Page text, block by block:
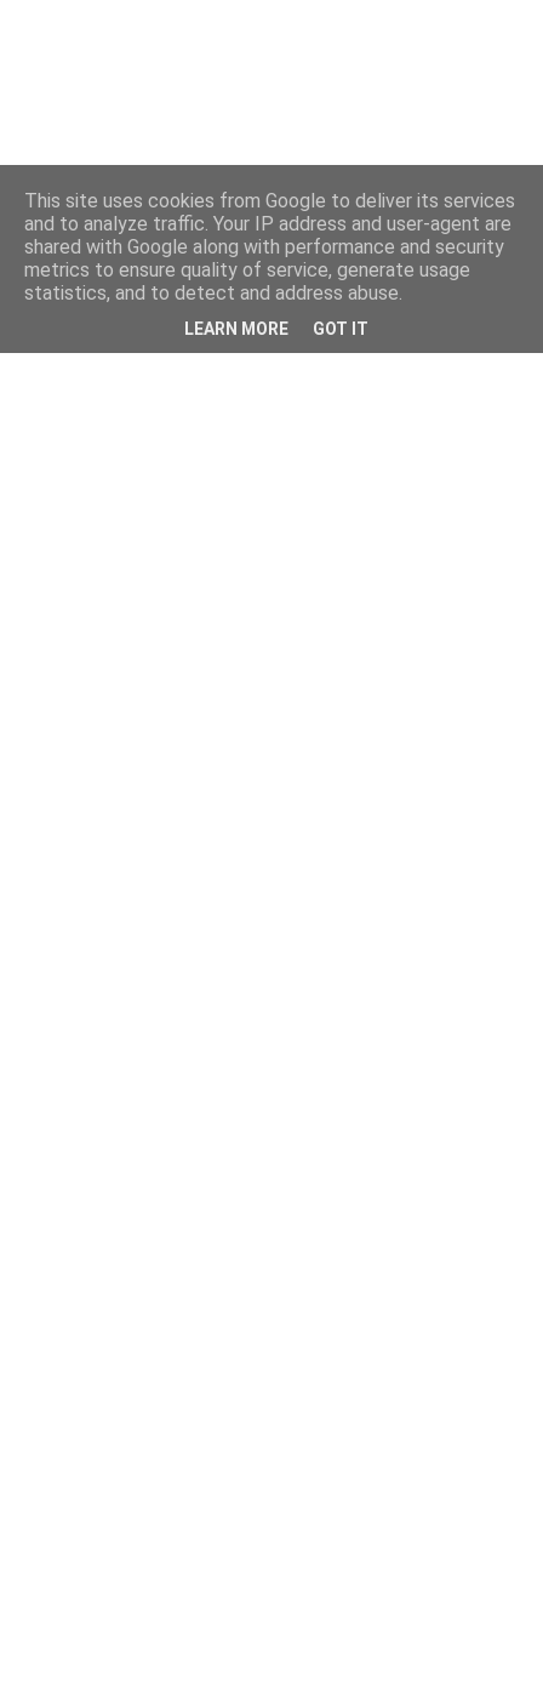
This site uses cookies from Google to deliver its services
and to analyze traffic. Your IP address and user-agent are
shared with Google along with performance and security
metrics to ensure quality of service, generate usage
statistics, and to detect and address abuse.
LEARN MORE GOT IT